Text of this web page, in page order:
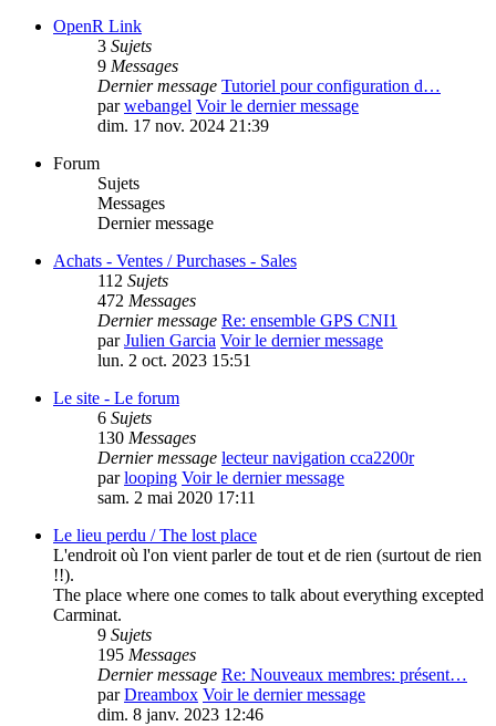
OpenR Link
3 Sujets
9 Messages
Dernier message Tutoriel pour configuration d…
parwebangel Voir le dernier message
dim. 17 nov. 2024 21:39
Forum
Sujets
Messages
Dernier message
Achats - Ventes / Purchases - Sales
112 Sujets
472 Messages
Dernier message Re: ensemble GPS CNI1
parJulien Garcia Voir le dernier message
lun. 2 oct. 2023 15:51
Le site - Le forum
6 Sujets
130 Messages
Dernier message lecteur navigation cca2200r
parlooping Voir le dernier message
sam. 2 mai 2020 17:11
Le lieu perdu / The lost place
L'endroit où l'on vient parler de tout et de rien (surtout de rien
!!).
The place where one comes to talk about everything excepted
Carminat.
9 Sujets
195 Messages
Dernier message Re: Nouveaux membres: présent…
parDreambox Voir le dernier message
dim. 8 janv. 2023 12:46